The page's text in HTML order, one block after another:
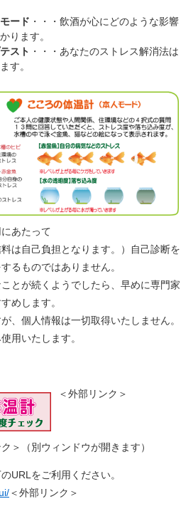
ード ・・・飲酒が心にどのような影響
ります。
スト ・・・あなたのストレス解消法は
す。
あたって
は自己負担となります。）自己診断を
るものではありません。
とが続くようでしたら、早めに専門家
めします。
、個人情報は一切取得いたしません。
用いたします。
＜外部リンク＞
＞ （別ウィンドウが開きます）
URLをご利用ください。
＜外部リンク＞